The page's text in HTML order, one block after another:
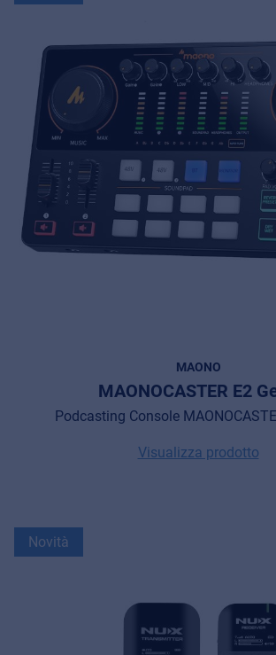
MAONO
MAONOCASTER E2
Podcasting Console
Visualizza prodotto
Novità